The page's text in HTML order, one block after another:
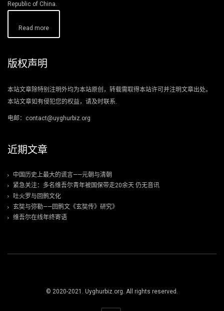
Republic of China.
Read more
版权声明
本站文章除特别注明外均为本站原创，转载需取得本站许可并注明文章出处。
本站文章如有侵犯您的权益，请及时联系.
电邮：contact@uyghurbiz.org
近期文章
中国历史上最大的谎言——元朝与清朝
紧急关注：多名维吾尔青年被国保带走20余天 仍无音讯
吐火罗与回鹘文化
玄奘与弥勒——回鹘文《玄奘传》研究》
维吾尔在线年终寄语
© 2020-2021. Uyghurbiz.org. All rights reserved.